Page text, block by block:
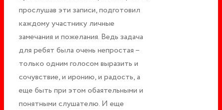
прослушав эти записи, подготовил
каждому участнику личные
замечания и пожелания. Ведь задача
для ребят была очень непростая –
только одним голосом выразить и
сочувствие, и иронию, и радость, а
еще быть при этом обаятельными и
понятными слушателю. И еще